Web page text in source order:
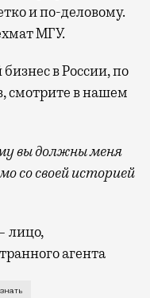
и по-деловому.
МГУ.
в России, по
смотрите в нашем
вы должны меня
со своей историей
лицо,
агента